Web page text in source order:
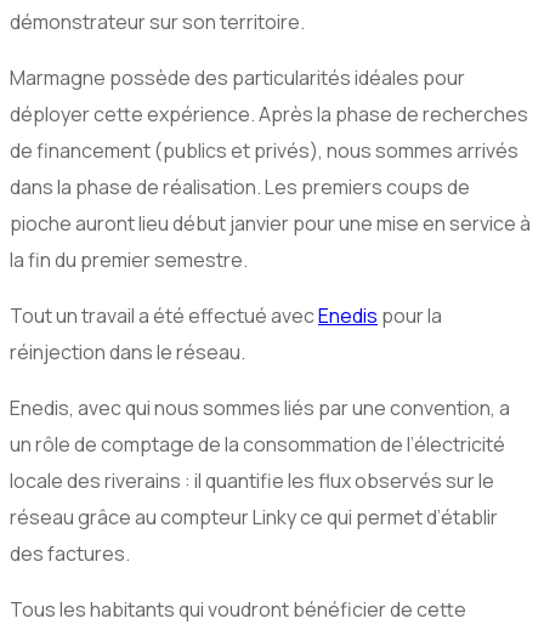
démonstrateur sur son territoire.
Marmagne possède des particularités idéales pour
déployer cette expérience. Après la phase de recherches
de financement (publics et privés), nous sommes arrivés
dans la phase de réalisation. Les premiers coups de
pioche auront lieu début janvier pour une mise en service à
la fin du premier semestre.
Tout un travail a été effectué avecEnedis pour la
réinjection dans le réseau.
Enedis, avec qui nous sommes liés par une convention, a
un rôle de comptage de la consommation de l’électricité
locale des riverains : il quantifie les flux observés sur le
réseau grâce au compteur Linky ce qui permet d’établir
des factures.
Tous les habitants qui voudront bénéficier de cette